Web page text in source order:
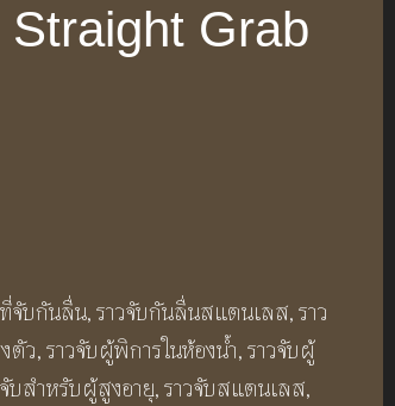
Grab
ที่จับกันลื่น,ราวจับกันลื่นสแตนเลส,ราว
ตัว,ราวจับผู้พิการในห้องน้ำ,ราวจับผู้
บสำหรับผู้สูงอายุ,ราวจับสแตนเลส,